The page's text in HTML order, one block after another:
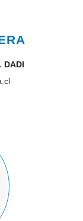
DADI